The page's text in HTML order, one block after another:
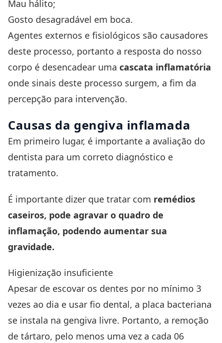
Mau hálito;
Gosto desagradável em boca.
Agentes externos e fisiológicos são causadores
deste processo, portanto a resposta do nosso
corpo é desencadear uma cascata inflamatória
onde sinais deste processo surgem, a fim da
percepção para intervenção.
Causas da gengiva inflamada
Em primeiro lugar, é importante a avaliação do
dentista para um correto diagnóstico e
tratamento.
É importante dizer que tratar com remédios
caseiros, pode agravar o quadro de
inflamação, podendo aumentar sua
gravidade.
Higienização insuficiente
Apesar de escovar os dentes por no mínimo 3
vezes ao dia e usar fio dental, a placa bacteriana
se instala na gengiva livre. Portanto, a remoção
de tártaro, pelo menos uma vez a cada 06